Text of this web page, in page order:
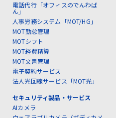
電話代行「オフィスのでんわば
ん」
人事労務システム「MOT/HG」
MOT勤怠管理
MOTシフト
MOT経費精算
MOT文書管理
電子契約サービス
法人光回線サービス「MOT光」
セキュリティ製品・サービス
AIカメラ